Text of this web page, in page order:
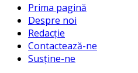
Prima pagină
Despre noi
Redacție
Contactează-ne
Susține-ne